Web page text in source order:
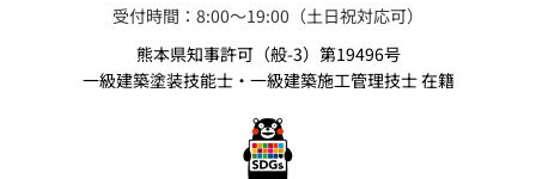
受付時間：8:00〜19:00（土日祝対応可）
熊本県知事許可（般-3）第19496号
一級建築塗装技能士・一級建築施工管理技士 在籍